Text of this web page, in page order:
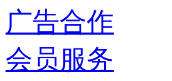
广告合作
会员服务